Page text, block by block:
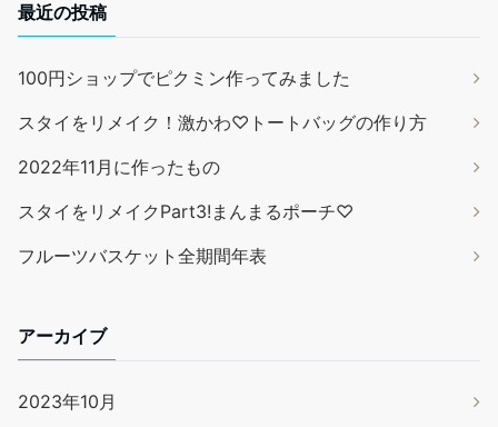
最近の投稿
100円ショップでピクミン作ってみました
スタイをリメイク！激かわ♡トートバッグの作り方
2022年11月に作ったもの
スタイをリメイクPart3!まんまるポーチ♡
フルーツバスケット全期間年表
アーカイブ
2023年10月